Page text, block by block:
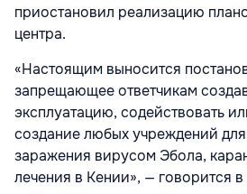
приостановил реализацию
центра.
«Настоящим выносится
запрещающее ответчикам
эксплуатацию, содействовать
создание любых учреждений
заражения вирусом Эбола,
лечения в Кении», — говорится